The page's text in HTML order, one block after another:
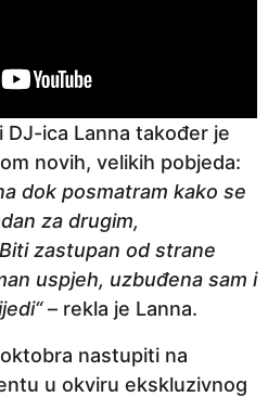
ica Lanna također je
novih, velikih pobjeda:
dok posmatram kako se
za drugim,
zastupan od strane
uspjeh, uzbuđena sam i
– rekla je Lanna.
nastupiti na
u okviru ekskluzivnog